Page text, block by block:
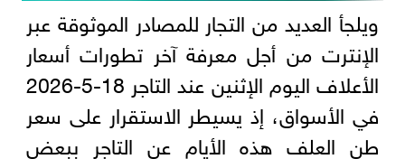
ويلجأ العديد من التجار للمصادر الموثوقة عبر
الإنترت من أجل معرفة آخر تطورات أسعار
الأعلاف اليوم الإثنين عند التاجر 18-5-2026
في الأسواق، إذ يسيطر الاستقرار على سعر
طن العلف هذه الأيام عن التاجر ببعض